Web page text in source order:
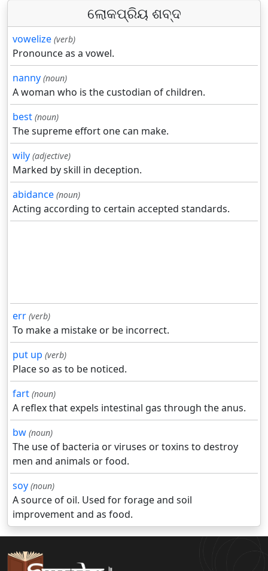
ଲୋକପ୍ରିୟ ଶବ୍ଦ
vowelize (verb)
Pronounce as a vowel.
nanny (noun)
A woman who is the custodian of children.
best (noun)
The supreme effort one can make.
wily (adjective)
Marked by skill in deception.
abidance (noun)
Acting according to certain accepted standards.
err (verb)
To make a mistake or be incorrect.
put up (verb)
Place so as to be noticed.
fart (noun)
A reflex that expels intestinal gas through the anus.
bw (noun)
The use of bacteria or viruses or toxins to destroy
men and animals or food.
soy (noun)
A source of oil. Used for forage and soil
improvement and as food.